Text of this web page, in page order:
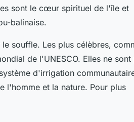
sont le cœur spirituel de l'île et
balinaise.
souffle. Les plus célèbres,
de l'UNESCO. Elles ne sont
d'irrigation
l'homme et la nature. Pour plus